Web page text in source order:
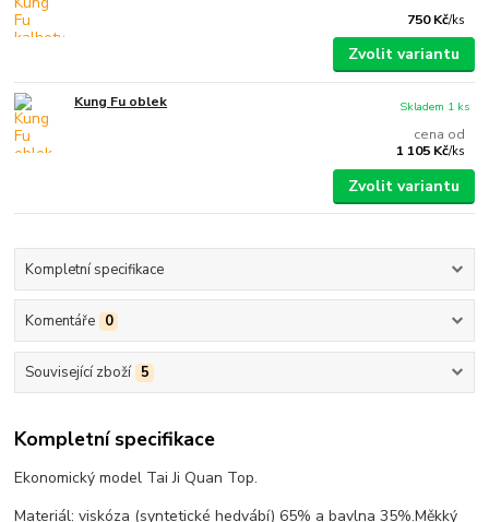
750 Kč/ks
Zvolit variantu
Kung Fu oblek
cena od
1 105 Kč/ks
Skladem 1 ks
Zvolit variantu
Kompletní specifikace
Komentáře 0
Související zboží 5
Kompletní specifikace
Ekonomický model Tai Ji Quan Top.
Materiál: viskóza (syntetické hedvábí) 65% a bavlna 35%.Měkký